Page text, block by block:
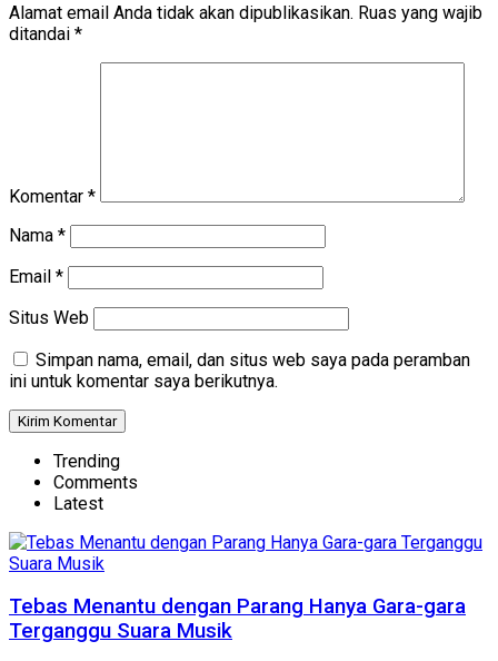
Alamat email Anda tidak akan dipublikasikan. Ruas yang wajib
ditandai *
Komentar *
Nama *
Email *
Situs Web
Simpan nama, email, dan situs web saya pada peramban
ini untuk komentar saya berikutnya.
Trending
Comments
Latest
Tebas Menantu dengan Parang Hanya Gara-gara
Terganggu Suara Musik